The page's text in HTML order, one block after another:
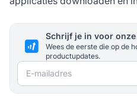
Schrijf je in voor
Wees de eerste die op de
productupdates.
E-mailadres